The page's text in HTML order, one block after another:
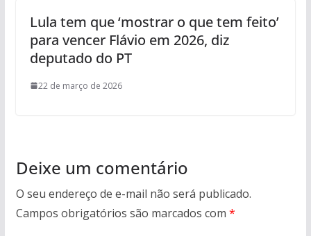
Lula tem que ‘mostrar o que tem feito’
para vencer Flávio em 2026, diz
deputado do PT
22 de março de 2026
Deixe um comentário
O seu endereço de e-mail não será publicado.
Campos obrigatórios são marcados com *